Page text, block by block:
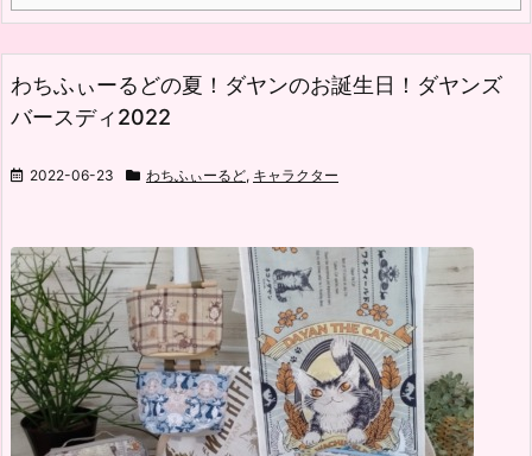
わちふぃーるどの夏！ダヤンのお誕生日！ダヤンズ
バースディ2022
2022-06-23 わちふぃーるど, キャラクター